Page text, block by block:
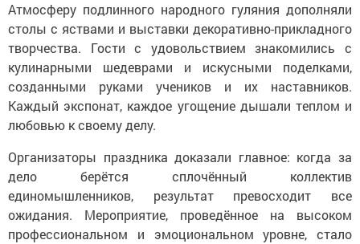
Атмосферу подлинного народного гуляния дополняли
столы с яствами и выставки декоративно-прикладного
творчества. Гости с удовольствием знакомились с
кулинарными шедеврами и искусными поделками,
созданными руками учеников и их наставников.
Каждый экспонат, каждое угощение дышали теплом и
любовью к своему делу.
Организаторы праздника доказали главное: когда за
дело берётся сплочённый коллектив
единомышленников, результат превосходит все
ожидания. Мероприятие, проведённое на высоком
профессиональном и эмоциональном уровне, стало